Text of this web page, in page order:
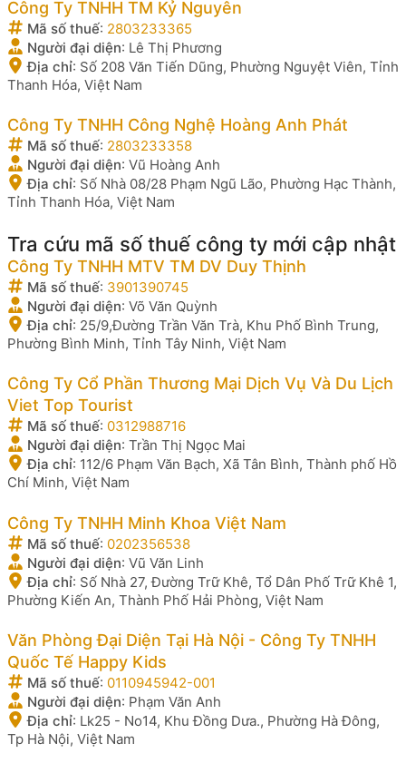
Công Ty TNHH TM Kỷ Nguyên
Mã số thuế: 2803233365
Người đại diện: Lê Thị Phương
Địa chỉ: Số 208 Văn Tiến Dũng, Phường Nguyệt Viên, Tỉnh
Thanh Hóa, Việt Nam
Công Ty TNHH Công Nghệ Hoàng Anh Phát
Mã số thuế: 2803233358
Người đại diện: Vũ Hoàng Anh
Địa chỉ: Số Nhà 08/28 Phạm Ngũ Lão, Phường Hạc Thành,
Tỉnh Thanh Hóa, Việt Nam
Tra cứu mã số thuế công ty mới cập nhật
Công Ty TNHH MTV TM DV Duy Thịnh
Mã số thuế: 3901390745
Người đại diện: Võ Văn Quỳnh
Địa chỉ: 25/9,Đường Trần Văn Trà, Khu Phố Bình Trung,
Phường Bình Minh, Tỉnh Tây Ninh, Việt Nam
Công Ty Cổ Phần Thương Mại Dịch Vụ Và Du Lịch
Viet Top Tourist
Mã số thuế: 0312988716
Người đại diện: Trần Thị Ngọc Mai
Địa chỉ: 112/6 Phạm Văn Bạch, Xã Tân Bình, Thành phố Hồ
Chí Minh, Việt Nam
Công Ty TNHH Minh Khoa Việt Nam
Mã số thuế: 0202356538
Người đại diện: Vũ Văn Linh
Địa chỉ: Số Nhà 27, Đường Trữ Khê, Tổ Dân Phố Trữ Khê 1,
Phường Kiến An, Thành Phố Hải Phòng, Việt Nam
Văn Phòng Đại Diện Tại Hà Nội - Công Ty TNHH
Quốc Tế Happy Kids
Mã số thuế: 0110945942-001
Người đại diện: Phạm Văn Anh
Địa chỉ: Lk25 - No14, Khu Đồng Dưa., Phường Hà Đông,
Tp Hà Nội, Việt Nam